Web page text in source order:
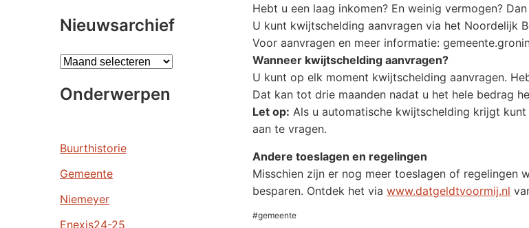
Nieuwsarchief
A
c
e
e
n
Onderwerpen
Buurthistorie
Gemeente
Niemeyer
Enexis24-25
Hebt u een laag inkomen? En weinig vermogen?
U kunt kwijtschelding aanvragen via het Noordelijk
Voor aanvragen en meer informatie:
Wanneer kwijtschelding aanvragen?
U kunt op elk moment kwijtschelding aanvragen.
Dat kan tot drie maanden nadat u het hele bedrag
Let op: Als u automatische kwijtschelding krijgt
aan te vragen.
Andere toeslagen en regelingen
Misschien zijn er nog meer toeslagen of regelingen
besparen. Ontdek het via www.datgeldtvoormij.nl
#gemeente